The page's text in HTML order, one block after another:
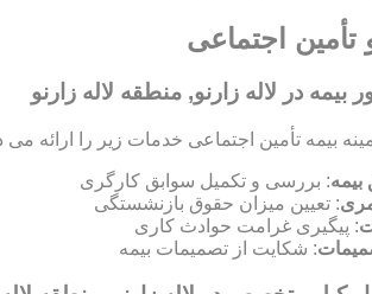
تأمین اجتماعی
در لاله زارنو, منطقه لاله زارنو
بیمه تأمین اجتماعی خدمات زیر را ارائه می
بیمه: بررسی و تکمیل سوابق کارگری
: تعیین میزان حقوق بازنشستگی
: پیگیری غرامت حوادث کاری
: شکایت از تصمیمات بیمه